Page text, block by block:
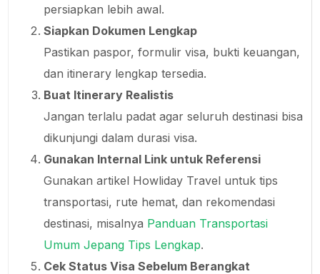
persiapkan lebih awal.
Siapkan Dokumen Lengkap
Pastikan paspor, formulir visa, bukti keuangan,
dan itinerary lengkap tersedia.
Buat Itinerary Realistis
Jangan terlalu padat agar seluruh destinasi bisa
dikunjungi dalam durasi visa.
Gunakan Internal Link untuk Referensi
Gunakan artikel Howliday Travel untuk tips
transportasi, rute hemat, dan rekomendasi
destinasi, misalnya Panduan Transportasi
Umum Jepang Tips Lengkap.
Cek Status Visa Sebelum Berangkat